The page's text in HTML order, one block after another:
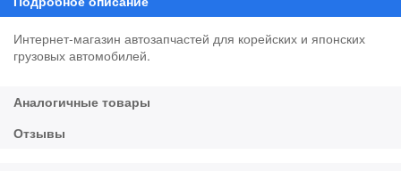
Интернет-магазин автозапчастей для корейских и японских
грузовых автомобилей.